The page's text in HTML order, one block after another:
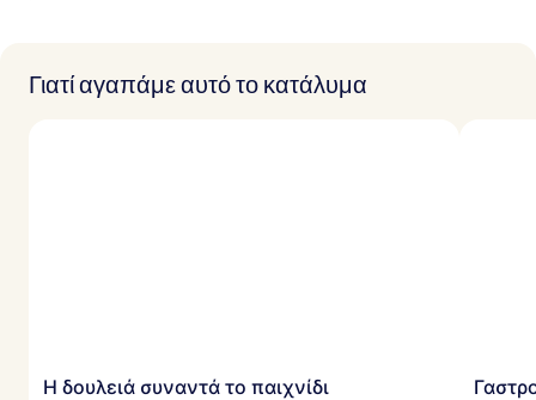
Γιατί αγαπάμε αυτό το κατάλυμα
Η δουλειά συναντά το παιχνίδι